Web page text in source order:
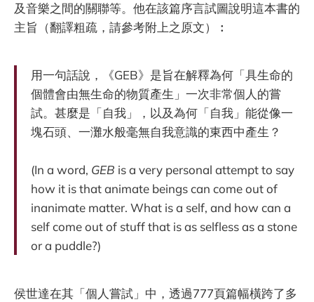
及音樂之間的關聯等。他在該篇序言試圖說明這本書的
主旨（翻譯粗疏，請參考附上之原文）︰
用一句話說，《GEB》是旨在解釋為何「具生命的
個體會由無生命的物質產生」一次非常個人的嘗
試。甚麼是「自我」，以及為何「自我」能從像一
塊石頭、一灘水般毫無自我意識的東西中產生？
(In a word, GEB is a very personal attempt to say
how it is that animate beings can come out of
inanimate matter. What is a self, and how can a
self come out of stuff that is as selfless as a stone
or a puddle?)
侯世達在其「個人嘗試」中，透過777頁篇幅橫跨了多